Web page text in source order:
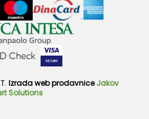
Izrada web prodavnice Jakov
Solutions